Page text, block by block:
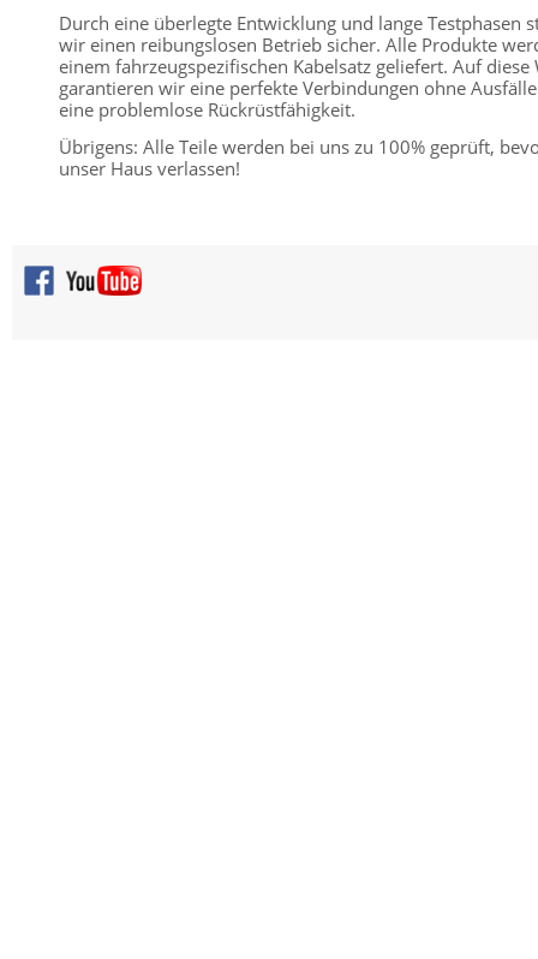
Durch eine überlegte Entwicklung und lange Testphasen
wir einen reibungslosen Betrieb sicher. Alle Produkte
einem fahrzeugspezifischen Kabelsatz geliefert. Auf diese
garantieren wir eine perfekte Verbindungen ohne
eine problemlose Rückrüstfähigkeit.
Übrigens: Alle Teile werden bei uns zu 100% geprüft,
unser Haus verlassen!